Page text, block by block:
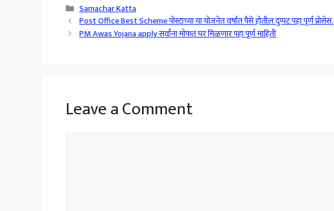
Categories
Samachar Katta
Post Office Best Scheme पोस्टाच्या या योजनेत वर्षात पैसे होतील दुप्पट पहा पूर्ण प्रोसेस.
PM Awas Yojana apply सर्वांना मोफत घर मिळणार पहा पूर्ण माहिती
Leave a Comment